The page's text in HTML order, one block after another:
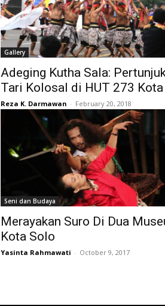
Gallery
Adeging Kutha Sala:
Tari Kolosal di HUT 273
Reza K. Darmawan - February 20, 2018
Seni dan Budaya
Merayakan Suro Di Dua
Kota Solo
Yasinta Rahmawati - October 9, 2017